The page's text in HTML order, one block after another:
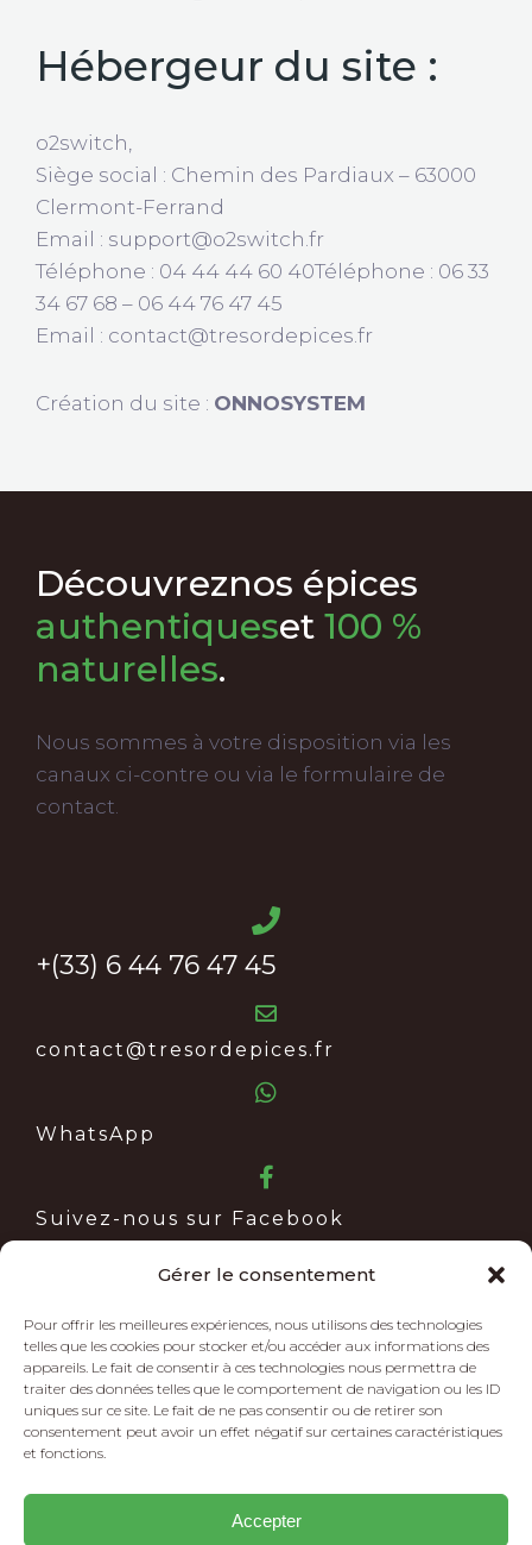
Gérer le consentement
Pour offrir les meilleures expériences, nous utilisons des technologies
telles que les cookies pour stocker et/ou accéder aux informations des
appareils. Le fait de consentir à ces technologies nous permettra de
traiter des données telles que le comportement de navigation ou les ID
uniques sur ce site. Le fait de ne pas consentir ou de retirer son
consentement peut avoir un effet négatif sur certaines caractéristiques
et fonctions.
Accepter
Hébergeur du site :
o2switch,
Siège social : Chemin des Pardiaux – 63000
Clermont-Ferrand
Email : support@o2switch.fr
Téléphone : 04 44 44 60 40Téléphone : 06 33
34 67 68 – 06 44 76 47 45
Email : contact@tresordepices.fr
Création du site : ONNOSYSTEM
Découvreznos épices
authentiqueset 100 %
naturelles.
Nous sommes à votre disposition via les
canaux ci-contre ou via le formulaire de
contact.
+(33) 6 44 76 47 45
contact@tresordepices.fr
WhatsApp
Suivez-nous sur Facebook
Mentions Légales
Politique de confidentialité
Politique de cookie (UE)
Conditions générales de ventes
Conditions générales d'utilisation